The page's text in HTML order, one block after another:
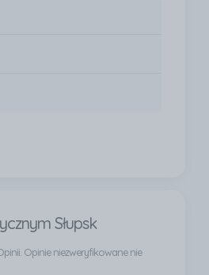
Słupsk
Opinie niezweryfikowane nie